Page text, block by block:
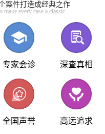
案件打造成经典之作
every case a classic
专家会诊 深查真相
全国声誉 高远追求